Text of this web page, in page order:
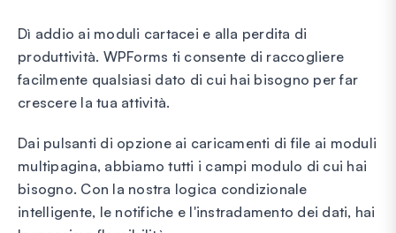
Dì addio ai moduli cartacei e alla perdita di
produttività. WPForms ti consente di raccogliere
facilmente qualsiasi dato di cui hai bisogno per far
crescere la tua attività.
Dai pulsanti di opzione ai caricamenti di file ai moduli
multipagina, abbiamo tutti i campi modulo di cui hai
bisogno. Con la nostra logica condizionale
intelligente, le notifiche e l'instradamento dei dati, hai